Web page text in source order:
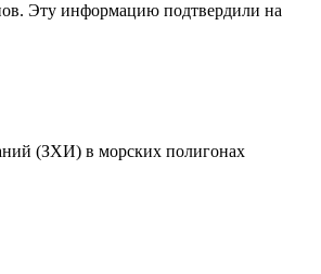
Эту информацию подтвердили на
(ЗХИ) в морских полигонах